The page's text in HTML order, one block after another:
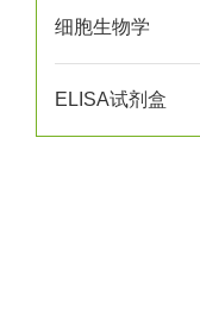
细胞生物学
ELISA试剂盒